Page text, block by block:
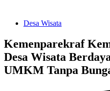
Desa Wisata
Kemenparekraf
Desa Wisata
UMKM Tanpa